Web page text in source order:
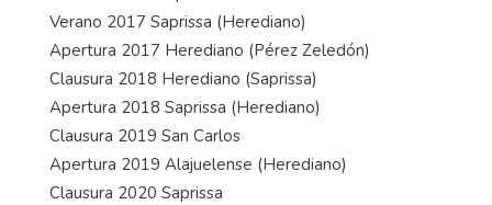
Verano 2017 Saprissa (Herediano)
Apertura 2017 Herediano (Pérez Zeledón)
Clausura 2018 Herediano (Saprissa)
Apertura 2018 Saprissa (Herediano)
Clausura 2019 San Carlos
Apertura 2019 Alajuelense (Herediano)
Clausura 2020 Saprissa